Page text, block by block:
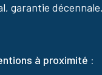
garantie
à proximité :